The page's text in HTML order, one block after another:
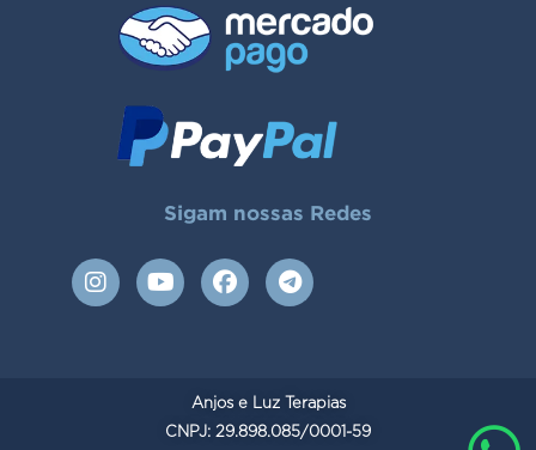
Sigam nossas Redes
I
n
Y
o
F
a
o
k
T
e
a
m
Anjos e Luz Terapias
CNPJ: 29.898.085/0001-59